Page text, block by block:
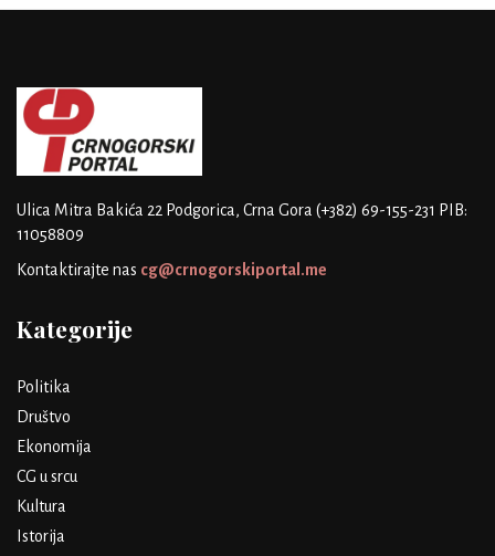
Ulica Mitra Bakića 22 Podgorica, Crna Gora (+382) 69-155-231 PIB:
11058809
Kontaktirajte nas cg@crnogorskiportal.me
Kategorije
Politika
Društvo
Ekonomija
CG u srcu
Kultura
Istorija